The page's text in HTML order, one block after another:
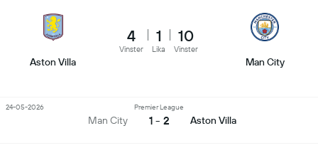
Aston Villa
4
Vinster
1
Lika
10
Vinster
Man City
Man City
Premier League
1 - 2 Aston Villa
24-05-2026